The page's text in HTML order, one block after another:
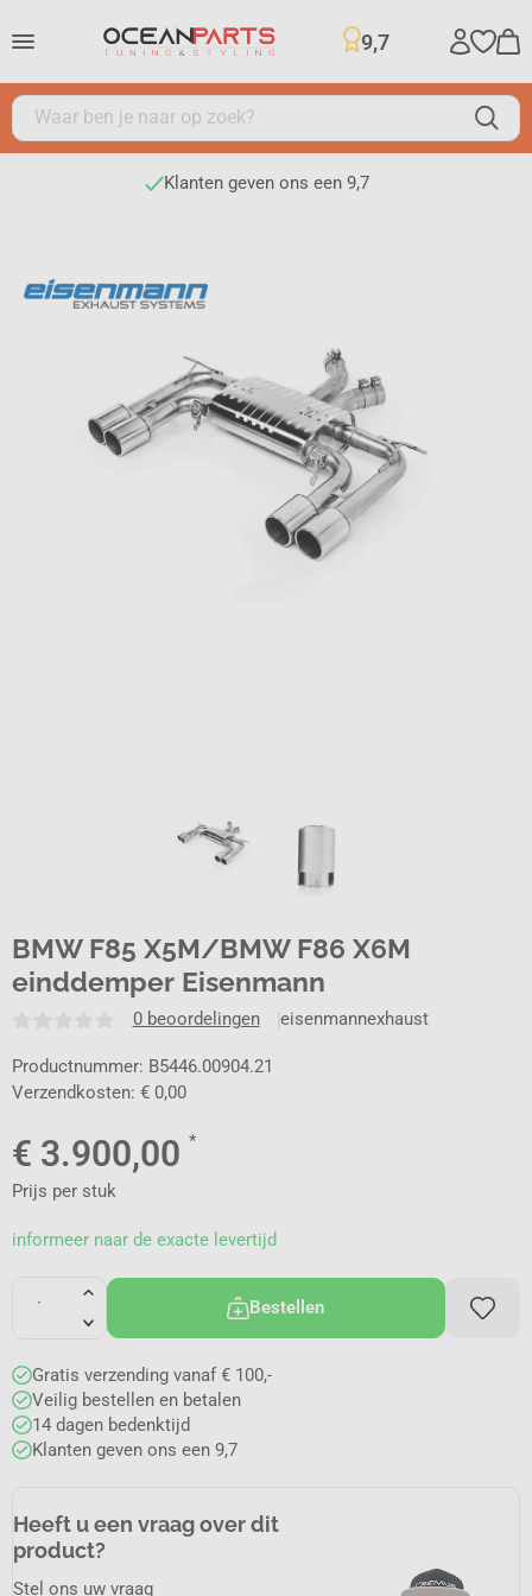
9,7
Klanten geven ons een 9,7
BMW F85 X5M/BMW F86 X6M
einddemper Eisenmann
0 beoordelingen eisenmannexhaust
Productnummer: B5446.00904.21
Verzendkosten: € 0,00
€ 3.900,00 *
Prijs per stuk
informeer naar de exacte levertijd
Bestellen
Gratis verzending vanaf € 100,-
Veilig bestellen en betalen
14 dagen bedenktijd
Klanten geven ons een 9,7
Heeft u een vraag over dit
product?
Stel ons uw vraag